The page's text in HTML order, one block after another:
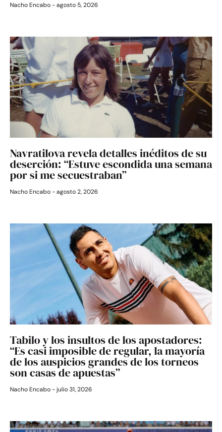
Nacho Encabo agosto 5, 2026
Navratilova revela detalles inéditos de su
deserción: “Estuve escondida una semana
por si me secuestraban”
Nacho Encabo agosto 2, 2026
Tabilo y los insultos de los apostadores:
“Es casi imposible de regular, la mayoría
de los auspicios grandes de los torneos
son casas de apuestas”
Nacho Encabo julio 31, 2026